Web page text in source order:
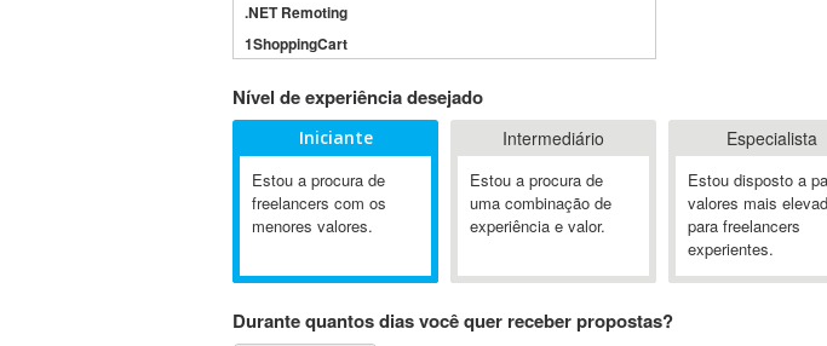
.NET Remoting
1ShoppingCart
3GSM
4D Dimension
802.11
A&P
A-GPS
Ab Initio
Nível de experiência desejado
Iniciante
Estou a procura de
freelancers com os
menores valores.
Intermediário
Estou a procura de
uma combinação de
experiência e valor.
Especialista
Estou disposto a
valores mais
para freelancers
experientes.
Durante quantos dias você quer receber propostas?